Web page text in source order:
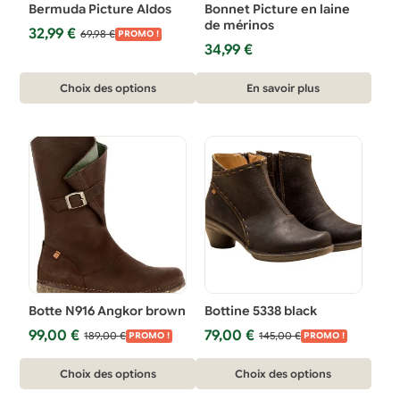
sur
la
produit
sur
page
produit
Bermuda Picture Aldos
69,98€
Le
était :
69,98 €.
32,99€
Le
32,99 €.
PROMO !
Choix des options
produit
plusieurs
variations.
Les
options
peuvent
être
choisies
sur
la
page
du
Bonnet Picture en laine
de mérinos
34,99 €
En savoir plus
Botte N916 Angkor brown
189,00€
Le
initial
était :
99,00€
Le
actuel
est :
PROMO !
Choix des options
produit
Bottine 5338 black
145,00€
Le
initial
était :
79,00 €
Le
actuel
est :
PROMO !
Choix des options
produit